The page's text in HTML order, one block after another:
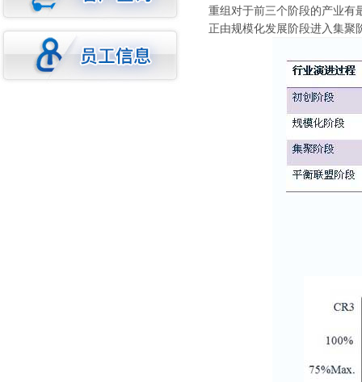
重组对于前三个阶段的产业有
正由规模化发展阶段进入集聚